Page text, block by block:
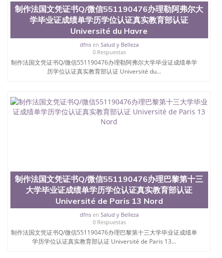
品部做成品； 6、成品做好拍照或者视频确认再付余
款； 7、快递给客户（国内顺丰，国外DHL）。 三、
真实网上可查的证明材料 1、教育部学历学位认证，
留服真实存档可查，存档。 2、留学回国人员证明
（使馆认证），使馆网站真实存档可查。 3、留信网
真实可查认证办理，存档可查，终身受用。 四、办理
流程农业科学院、艺术与建筑学院、商学院、交流学
院、地球及物质科学院、教育学院、工程学院、健康
前十名，工学院排名在前十五名，且继续攀升中。纽
约大学为学生们提供本科、硕士及博士学位。学校的
专业课程包括：会计学、MBA、财务、教育、建筑工
销、机械工程、计算机科学、物理学、人工智能、商
科、金融专业 1、客户提供相关材料，确定客户办理
信息，给出操作方案； 2、补充毕业证成绩单等相关
材料； 3、留服注册申请账号，付定金； 4、预约递
交时间，公司人员陪同客户本人一起去留服递交材
料； 5、等待结果，完成结果书留服直接邮寄给客户
6、客户确认收到结果，付余款。 我们对海外大学及
学院的毕业证成绩单所使用的材料，尺寸大小，防伪
制作法国文凭证书Q/微信551190476办理勒阿弗尔大
学毕业证成绩单学历学位认证真实教育部认证
Université du Havre
dfnsen Salud y Belleza
0 Respuestas
制作法国文凭证书Q/微信551190476办理勒阿弗尔大学毕业证成绩单学
历学位认证真实教育部认证 Université du...
制作法国文凭证书Q/微信551190476办理巴黎第十三
大学毕业证成绩单学历学位认证真实教育部认证
Université de Paris 13 Nord
dfnsen Salud y Belleza
0 Respuestas
制作法国文凭证书Q/微信551190476办理巴黎第十三大学毕业证成绩单
学历学位认证真实教育部认证 Université de Paris 13...